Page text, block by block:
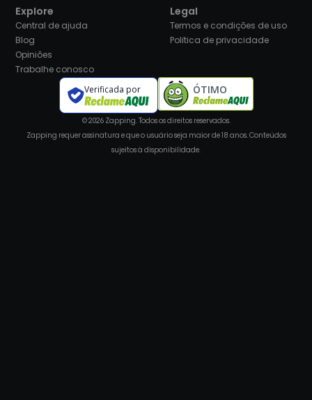
Explore
Central de ajuda
Blog
Opiniões
Trabalhe conosco
Legal
Termos e condições de uso
Política de privacidade
Verificada por ÓTIMO
© 2026 Zapping. Todos os direitos reservados.
Zapping requer assinatura e que o usuário seja maior de 18 anos. Conteúdos
sujeitos à disponibilidade.